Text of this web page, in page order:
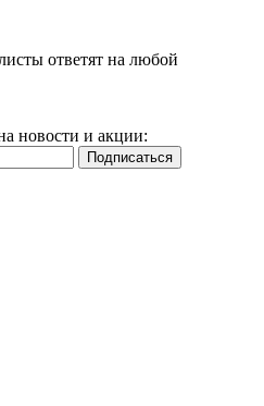
ответят на любой
новости и акции: